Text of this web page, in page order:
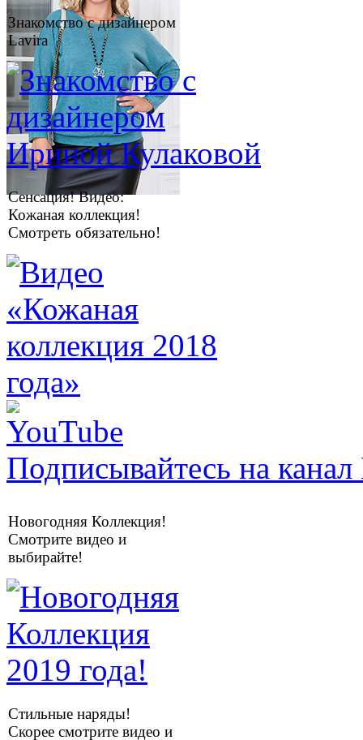
Знакомство с дизайнером
Lavira
Сенсация! Видео:
Кожаная коллекция!
Смотреть обязательно!
Подписывайтесь на
Новогодняя Коллекция!
Смотрите видео и
выбирайте!
Стильные наряды!
Скорее смотрите видео и